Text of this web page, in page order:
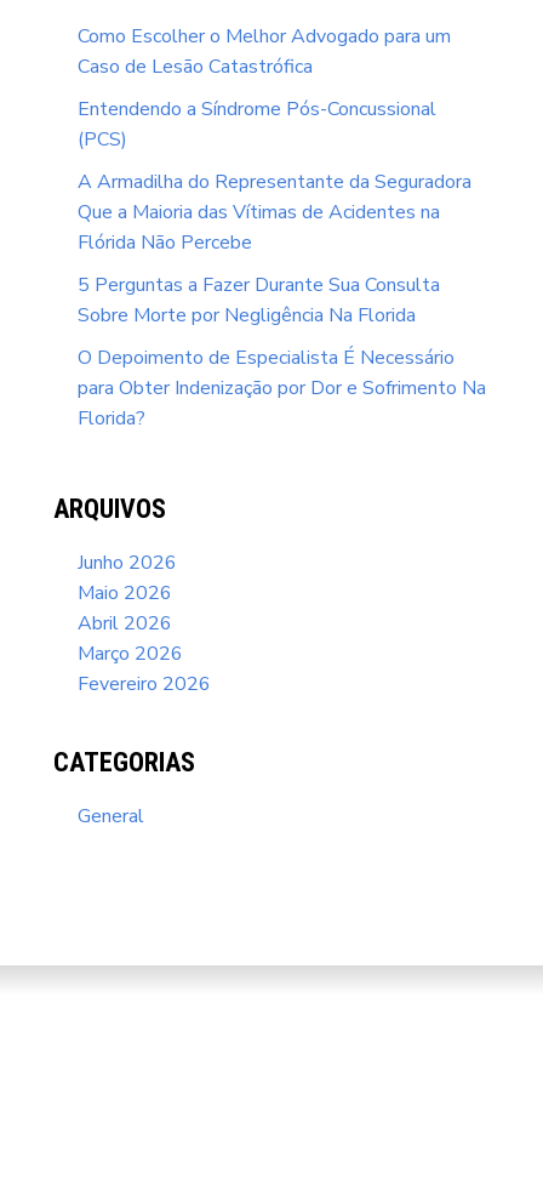
Como Escolher o Melhor Advogado para um
Caso de Lesão Catastrófica
Entendendo a Síndrome Pós-Concussional
(PCS)
A Armadilha do Representante da Seguradora
Que a Maioria das Vítimas de Acidentes na
Flórida Não Percebe
5 Perguntas a Fazer Durante Sua Consulta
Sobre Morte por Negligência Na Florida
O Depoimento de Especialista É Necessário
para Obter Indenização por Dor e Sofrimento Na
Florida?
ARQUIVOS
Junho 2026
Maio 2026
Abril 2026
Março 2026
Fevereiro 2026
CATEGORIAS
General